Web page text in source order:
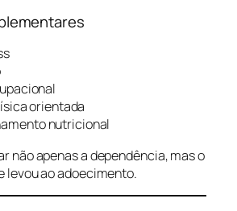
orientada
nutricional
não apenas a dependência, mas o
levou ao adoecimento.